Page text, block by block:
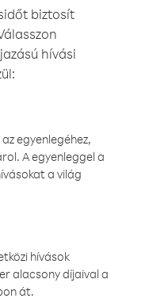
biztosít
hívási
egyenlegéhez,
A egyenleggel a
a világ
hívások
alacsony díjaival a
át.